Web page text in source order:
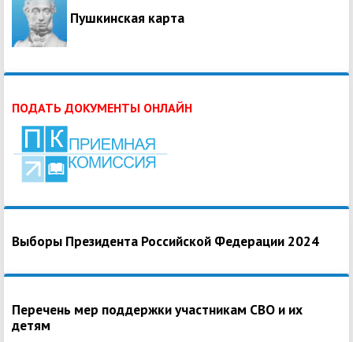
Пушкинская карта
ПОДАТЬ ДОКУМЕНТЫ ОНЛАЙН
Выборы Президента Российской Федерации 2024
Перечень мер поддержки участникам СВО и их
детям